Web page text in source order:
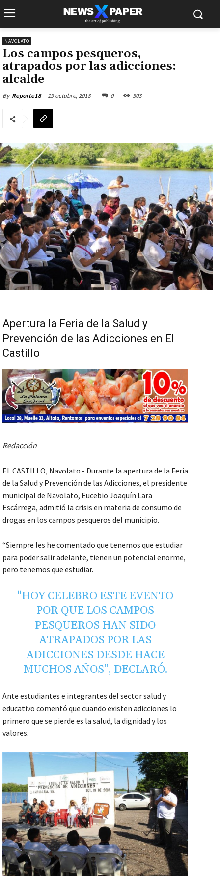
NAVOLATO
Los campos pesqueros,
atrapados por las adicciones:
alcalde
By Reporte18 19 octubre, 2018 0 303
Apertura la Feria de la Salud y
Prevención de las Adicciones en El
Castillo
Redacción
EL CASTILLO, Navolato.- Durante la apertura de la Feria
de la Salud y Prevención de las Adicciones, el presidente
municipal de Navolato, Eucebio Joaquín Lara
Escárrega, admitió la crisis en materia de consumo de
drogas en los campos pesqueros del municipio.
“Siempre les he comentado que tenemos que estudiar
para poder salir adelante, tienen un potencial enorme,
pero tenemos que estudiar.
“HOY CELEBRO ESTE EVENTO
POR QUE LOS CAMPOS
PESQUEROS HAN SIDO
ATRAPADOS POR LAS
ADICCIONES DESDE HACE
MUCHOS AÑOS”, DECLARÓ.
Ante estudiantes e integrantes del sector salud y
educativo comentó que cuando existen adicciones lo
primero que se pierde es la salud, la dignidad y los
valores.